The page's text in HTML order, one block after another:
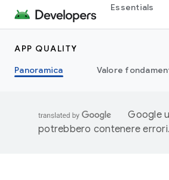
Essentials
APP QUALITY
Panoramica
Valore
Google
potrebbero contenere errori.